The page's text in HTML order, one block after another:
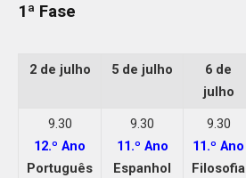
1ª Fase
2 de julho 5 de julho
6 de
julho
9.30
12.º Ano
Português
9.30
11.º Ano
Espanhol
9.30
11.º Ano
Filosofia